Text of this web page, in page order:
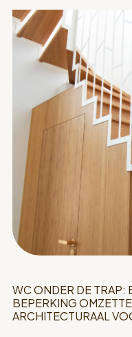
WC ONDER DE TRAP:
BEPERKING
ARCHITECTURAAL